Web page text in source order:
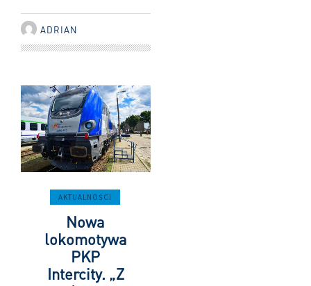
ADRIAN
AKTUALNOŚCI
Nowa
lokomotywa
PKP
Intercity. „Z